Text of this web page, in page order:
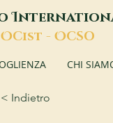
I
OCist - OCSO
CHI
< Indietro